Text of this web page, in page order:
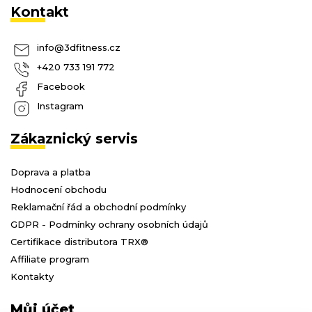
Kontakt
info@3dfitness.cz
+420 733 191 772
Facebook
Instagram
Zákaznický servis
Doprava a platba
Hodnocení obchodu
Reklamační řád a obchodní podmínky
GDPR - Podmínky ochrany osobních údajů
Certifikace distributora TRX®
Affiliate program
Kontakty